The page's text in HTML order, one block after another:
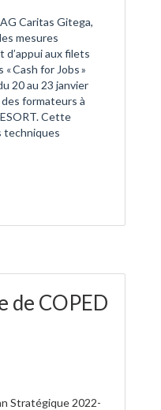
Caritas Gitega,
mesures
d’appui aux filets
Cash for Jobs »
20 au 23 janvier
formateurs à
Cette
techniques
de COPED
Stratégique 2022-